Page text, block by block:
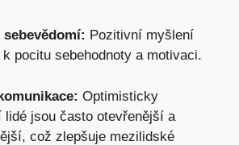
Pozitivní myšlení
pocitu sebehodnoty a motivaci.
Optimisticky
lidé jsou často otevřenější a
což zlepšuje mezilidské